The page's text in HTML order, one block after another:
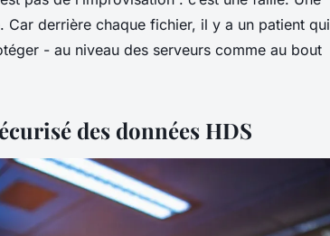
derrière chaque fichier, il y a un patient qui
- au niveau des serveurs comme au bout
des données HDS